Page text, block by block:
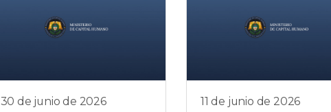
30 de junio de 2026 11 de junio de 2026